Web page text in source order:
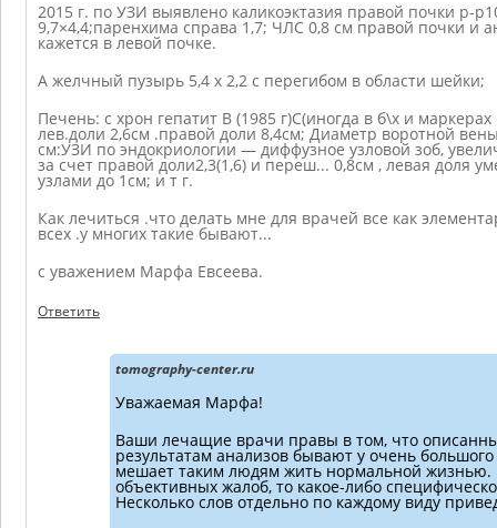
2015 г. по УЗИ выявлено каликоэктазия правой почки р-
9,7×4,4;паренхима справа 1,7; ЧЛС 0,8 см правой почки и
кажется в левой почке.
А желчный пузырь 5,4 х 2,2 с перегибом в области шейки;
Печень: с хрон гепатит В (1985 г)С(иногда в б\х и маркерах
лев.доли 2,6см .правой доли 8,4см; Диаметр воротной
см:УЗИ по эндокриологии — диффузное узловой зоб,
за счет правой доли2,3(1,6) и переш... 0,8см , левая доля
узлами до 1см; и т г.
Как лечиться .что делать мне для врачей все как
всех .у многих такие бывают...
с уважением Марфа Евсеева.
Ответить
tomography-center.ru
Уважаемая Марфа!
Ваши лечащие врачи правы в том, что
результатам анализов бывают у очень
мешает таким людям жить нормальной жизнью.
объективных жалоб, то какое-либо
Несколько слов отдельно по каждому виду